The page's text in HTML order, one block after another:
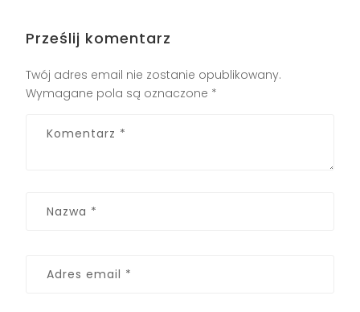
Prześlij komentarz
Twój adres email nie zostanie opublikowany.
Wymagane pola są oznaczone *